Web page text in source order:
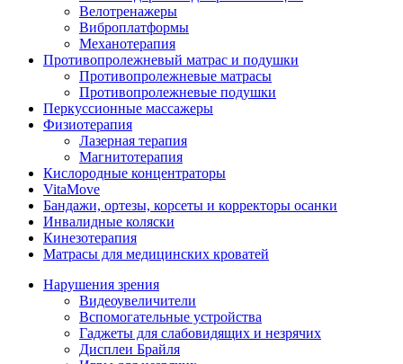
Велотренажеры
Виброплатформы
Механотерапия
Противопролежневый матрас и подушки
Противопролежневые матрасы
Противопролежневые подушки
Перкуссионные массажеры
Физиотерапия
Лазерная терапия
Магнитотерапия
Кислородные концентраторы
VitaMove
Бандажи, ортезы, корсеты и корректоры осанки
Инвалидные коляски
Кинезотерапия
Матрасы для медицинских кроватей
Нарушения зрения
Видеоувеличители
Вспомогательные устройства
Гаджеты для слабовидящих и незрячих
Дисплеи Брайля